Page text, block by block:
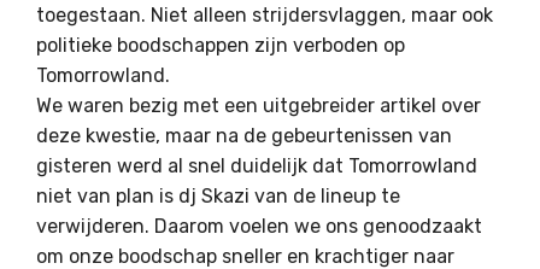
toegestaan. Niet alleen strijdersvlaggen, maar ook
politieke boodschappen zijn verboden op
Tomorrowland.
We waren bezig met een uitgebreider artikel over
deze kwestie, maar na de gebeurtenissen van
gisteren werd al snel duidelijk dat Tomorrowland
niet van plan is dj Skazi van de lineup te
verwijderen. Daarom voelen we ons genoodzaakt
om onze boodschap sneller en krachtiger naar